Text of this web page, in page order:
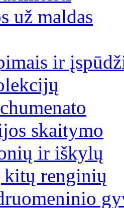
už maldas
ir
skaitymo
ir iškylų
kitų renginių